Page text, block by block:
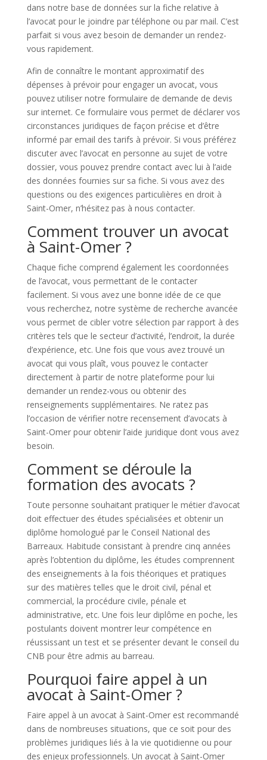
dans notre base de données sur la fiche relative à
l’avocat pour le joindre par téléphone ou par mail. C’est
parfait si vous avez besoin de demander un rendez-
vous rapidement.
Afin de connaître le montant approximatif des
dépenses à prévoir pour engager un avocat, vous
pouvez utiliser notre formulaire de demande de devis
sur internet. Ce formulaire vous permet de déclarer vos
circonstances juridiques de façon précise et d’être
informé par email des tarifs à prévoir. Si vous préférez
discuter avec l’avocat en personne au sujet de votre
dossier, vous pouvez prendre contact avec lui à l’aide
des données fournies sur sa fiche. Si vous avez des
questions ou des exigences particulières en droit à
Saint-Omer, n’hésitez pas à nous contacter.
Comment trouver un avocat
à Saint-Omer ?
Chaque fiche comprend également les coordonnées
de l’avocat, vous permettant de le contacter
facilement. Si vous avez une bonne idée de ce que
vous recherchez, notre système de recherche avancée
vous permet de cibler votre sélection par rapport à des
critères tels que le secteur d’activité, l’endroit, la durée
d’expérience, etc. Une fois que vous avez trouvé un
avocat qui vous plaît, vous pouvez le contacter
directement à partir de notre plateforme pour lui
demander un rendez-vous ou obtenir des
renseignements supplémentaires. Ne ratez pas
l’occasion de vérifier notre recensement d’avocats à
Saint-Omer pour obtenir l’aide juridique dont vous avez
besoin.
Comment se déroule la
formation des avocats ?
Toute personne souhaitant pratiquer le métier d’avocat
doit effectuer des études spécialisées et obtenir un
diplôme homologué par le Conseil National des
Barreaux. Habitude consistant à prendre cinq années
après l’obtention du diplôme, les études comprennent
des enseignements à la fois théoriques et pratiques
sur des matières telles que le droit civil, pénal et
commercial, la procédure civile, pénale et
administrative, etc. Une fois leur diplôme en poche, les
postulants doivent montrer leur compétence en
réussissant un test et se présenter devant le conseil du
CNB pour être admis au barreau.
Pourquoi faire appel à un
avocat à Saint-Omer ?
Faire appel à un avocat à Saint-Omer est recommandé
dans de nombreuses situations, que ce soit pour des
problèmes juridiques liés à la vie quotidienne ou pour
des enjeux professionnels. Un avocat à Saint-Omer